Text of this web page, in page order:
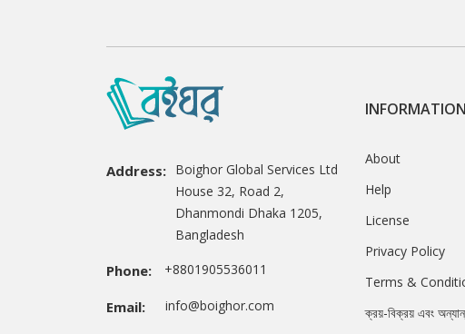
Address: Boighor Global Services Ltd
House 32, Road 2,
Dhanmondi Dhaka 1205,
Bangladesh
Phone: +8801905536011
Email: info@boighor.com
INFORMATION
About
Help
License
Privacy Policy
Terms &
ক্রয়-বিক্রয় এবং